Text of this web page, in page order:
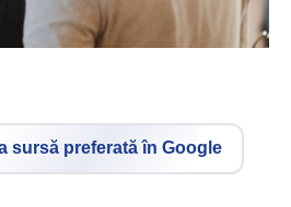
sursă preferată în Google